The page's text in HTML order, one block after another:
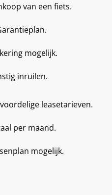
van een fiets.
mogelijk.
inruilen.
leasetarieven.
per maand.
mogelijk.